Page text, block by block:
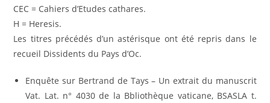
CEC = Cahiers d’Etudes cathares.
H = Heresis.
Les titres précédés d’un astérisque ont été repris dans le
recueil Dissidents du Pays d’Oc.
Enquête sur Bertrand de Tays – Un extrait du manuscrit
Vat. Lat. n° 4030 de la Bbliothèque vaticane, BSASLA t.